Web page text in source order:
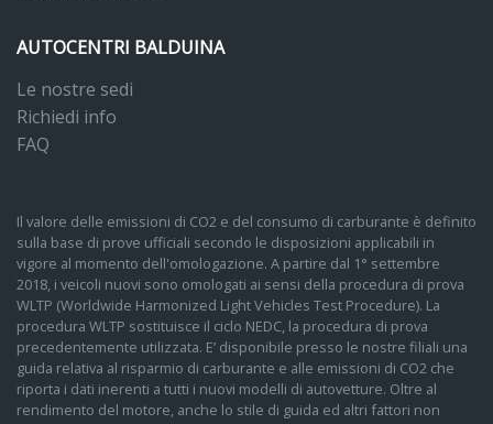
AUTOCENTRI BALDUINA
Le nostre sedi
Richiedi info
FAQ
Il valore delle emissioni di CO2 e del consumo di carburante è definito
sulla base di prove ufficiali secondo le disposizioni applicabili in
vigore al momento dell'omologazione. A partire dal 1° settembre
2018, i veicoli nuovi sono omologati ai sensi della procedura di prova
WLTP (Worldwide Harmonized Light Vehicles Test Procedure). La
procedura WLTP sostituisce il ciclo NEDC, la procedura di prova
precedentemente utilizzata. E’ disponibile presso le nostre filiali una
guida relativa al risparmio di carburante e alle emissioni di CO2 che
riporta i dati inerenti a tutti i nuovi modelli di autovetture. Oltre al
rendimento del motore, anche lo stile di guida ed altri fattori non